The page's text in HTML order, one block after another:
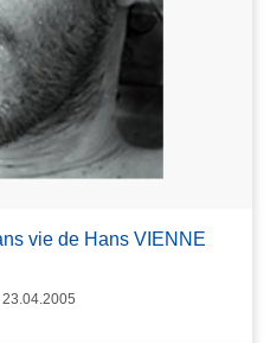
vie de Hans VIENNE
23.04.2005